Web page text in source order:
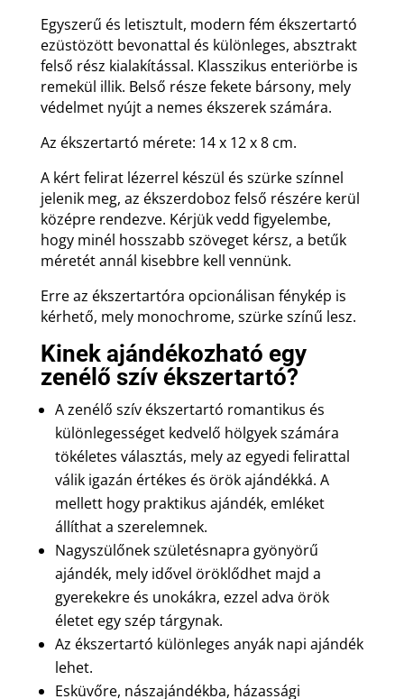
Egyszerű és letisztult, modern fém ékszertartó
ezüstözött bevonattal és különleges, absztrakt
felső rész kialakítással. Klasszikus enteriörbe is
remekül illik. Belső része fekete bársony, mely
védelmet nyújt a nemes ékszerek számára.
Az ékszertartó mérete: 14 x 12 x 8 cm.
A kért felirat lézerrel készül és szürke színnel
jelenik meg, az ékszerdoboz felső részére kerül
középre rendezve. Kérjük vedd figyelembe,
hogy minél hosszabb szöveget kérsz, a betűk
méretét annál kisebbre kell vennünk.
Erre az ékszertartóra opcionálisan fénykép is
kérhető, mely monochrome, szürke színű lesz.
Kinek ajándékozható egy
zenélő szív ékszertartó?
A zenélő szív ékszertartó romantikus és
különlegességet kedvelő hölgyek számára
tökéletes választás, mely az egyedi felirattal
válik igazán értékes és örök ajándékká. A
mellett hogy praktikus ajándék, emléket
állíthat a szerelemnek.
Nagyszülőnek születésnapra gyönyörű
ajándék, mely idővel öröklődhet majd a
gyerekekre és unokákra, ezzel adva örök
életet egy szép tárgynak.
Az ékszertartó különleges anyák napi ajándék
lehet.
Esküvőre, nászajándékba, házassági